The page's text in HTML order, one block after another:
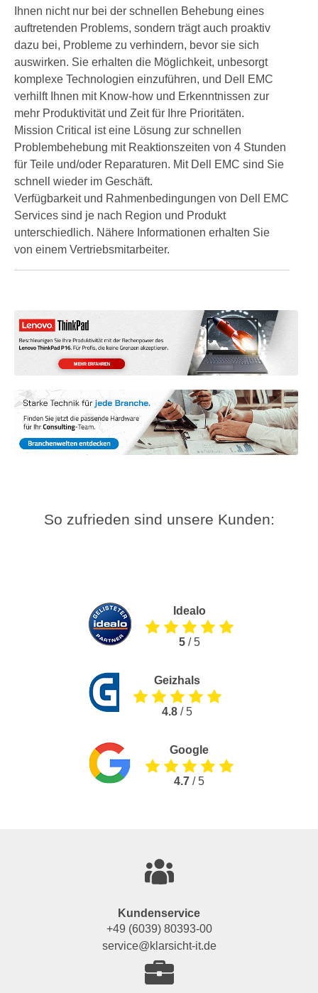
Ihnen nicht nur bei der schnellen Behebung eines
auftretenden Problems, sondern trägt auch proaktiv
dazu bei, Probleme zu verhindern, bevor sie sich
auswirken. Sie erhalten die Möglichkeit, unbesorgt
komplexe Technologien einzuführen, und Dell EMC
verhilft Ihnen mit Know-how und Erkenntnissen zur
mehr Produktivität und Zeit für Ihre Prioritäten.
Mission Critical ist eine Lösung zur schnellen
Problembehebung mit Reaktionszeiten von 4 Stunden
für Teile und/oder Reparaturen. Mit Dell EMC sind Sie
schnell wieder im Geschäft.
Verfügbarkeit und Rahmenbedingungen von Dell EMC
Services sind je nach Region und Produkt
unterschiedlich. Nähere Informationen erhalten Sie
von einem Vertriebsmitarbeiter.
So zufrieden sind unsere Kunden:
Idealo
5/ 5
Geizhals
4.8 / 5
Google
4.7 / 5
Kundenservice
+49 (6039) 80393-00
service@klarsicht-it.de